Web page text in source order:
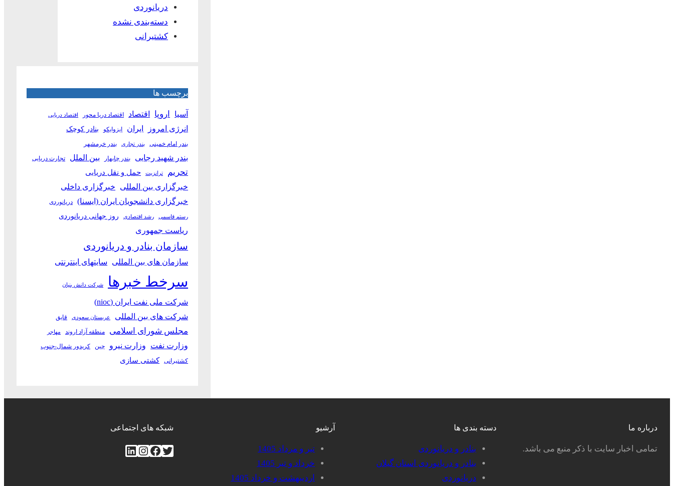
دریانوردی
دسته‌بندی نشده
کشتیرانی
برچسب ها
آسیا اروپا اقتصاد اقتصاد دریا محور اقتصاد دریایی
انرژی امروز ایران ایزوایکو بنادر کوچک
بندر امام خمینی بندر تجاری بندر خرمشهر
بندر شهید رجایی بندر چابهار بین الملل تجارت دریایی
تحریم ترانزیت حمل و نقل دریایی
خبرگزاری بین المللی خبرگزاری داخلی
خبرگزاری دانشجویان ایران (ایسنا)
دریانوردی
رستم قاسمی رشد اقتصادی روز جهانی دریانوردی
ریاست جمهوری
سازمان بنادر و دریانوردی
سازمان های بین المللی سایتهای اینترنتی
سرخط خبرها شرکت دانش بنیان
شرکت ملی نفت ایران (nioc)
شرکت های بین المللی
عربستان سعودی قایق
مجلس شورای اسلامی منطقه آزاد اروند مهاجر
وزارت نفت وزارت نیرو چین کریدور شمال-جنوب
کشتیرانی کشتی سازی
درباره ما
تمامی اخبار سایت با ذکر منبع می باشد.
دسته بندی ها
بنادر و دریانوردی
بنادر و دریانوردی استان گیلان
دریانوردی
آرشیو
تیر و مرداد 1405
خرداد و تیر 1405
اردیبهشت و خرداد 1405
شبکه های اجتماعی
توییتر فیس‌بوکاینستاگرم لینکداین